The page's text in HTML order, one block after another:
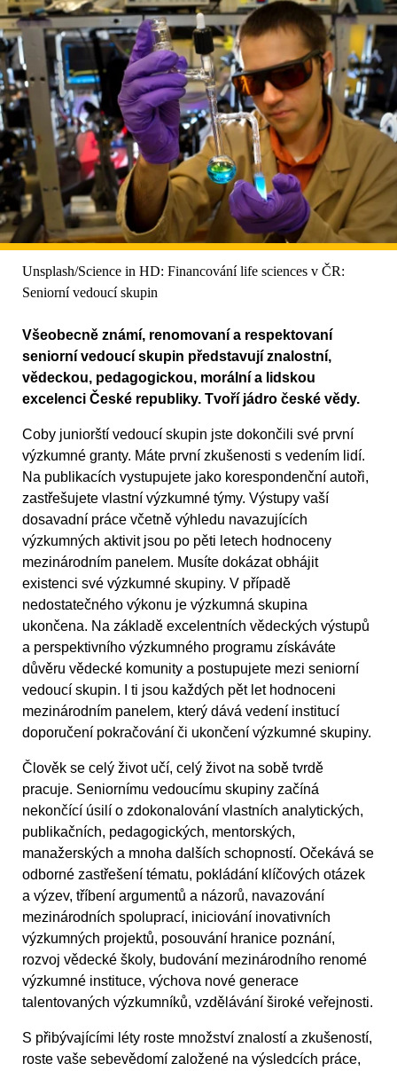
Unsplash/Science in HD: Financování life sciences v ČR:
Seniorní vedoucí skupin
Všeobecně známí, renomovaní a respektovaní
seniorní vedoucí skupin představují znalostní,
vědeckou, pedagogickou, morální a lidskou
excelenci České republiky. Tvoří jádro české vědy.
Coby juniorští vedoucí skupin jste dokončili své první
výzkumné granty. Máte první zkušenosti s vedením lidí.
Na publikacích vystupujete jako korespondenční autoři,
zastřešujete vlastní výzkumné týmy. Výstupy vaší
dosavadní práce včetně výhledu navazujících
výzkumných aktivit jsou po pěti letech hodnoceny
mezinárodním panelem. Musíte dokázat obhájit
existenci své výzkumné skupiny. V případě
nedostatečného výkonu je výzkumná skupina
ukončena. Na základě excelentních vědeckých výstupů
a perspektivního výzkumného programu získáváte
důvěru vědecké komunity a postupujete mezi seniorní
vedoucí skupin. I ti jsou každých pět let hodnoceni
mezinárodním panelem, který dává vedení institucí
doporučení pokračování či ukončení výzkumné skupiny.
Člověk se celý život učí, celý život na sobě tvrdě
pracuje. Seniornímu vedoucímu skupiny začíná
nekončící úsilí o zdokonalování vlastních analytických,
publikačních, pedagogických, mentorských,
manažerských a mnoha dalších schopností. Očekává se
odborné zastřešení tématu, pokládání klíčových otázek
a výzev, tříbení argumentů a názorů, navazování
mezinárodních spoluprací, iniciování inovativních
výzkumných projektů, posouvání hranice poznání,
rozvoj vědecké školy, budování mezinárodního renomé
výzkumné instituce, výchova nové generace
talentovaných výzkumníků, vzdělávání široké veřejnosti.
S přibývajícími léty roste množství znalostí a zkušeností,
roste vaše sebevědomí založené na výsledcích práce,